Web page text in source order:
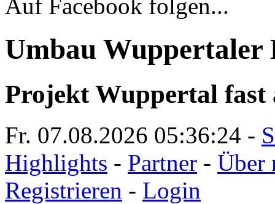
Auf Facebook folgen...
Umbau Wuppertaler
Projekt Wuppertal fast
Fr. 07.08.2026 05:36:24 -
Highlights - Partner - Über
Registrieren - Login